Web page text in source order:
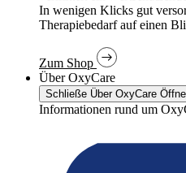
In wenigen Klicks gut
Therapiebedarf auf einen
Zum Shop
Über OxyCare
Schließe Über OxyCare
Informationen rund um